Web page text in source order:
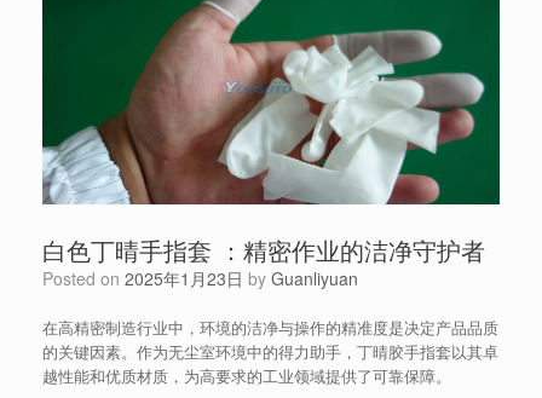
白色丁晴手指套 ：精密作业的洁净守护者
Posted on 2025年1月23日 by Guanliyuan
在高精密制造行业中，环境的洁净与操作的精准度是决定产品品质
的关键因素。作为无尘室环境中的得力助手，丁晴胶手指套以其卓
越性能和优质材质，为高要求的工业领域提供了可靠保障。